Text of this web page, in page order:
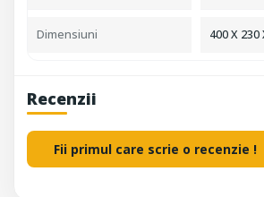
Dimensiuni 400 X 230
Recenzii
Fii primul care scrie o recenzie !